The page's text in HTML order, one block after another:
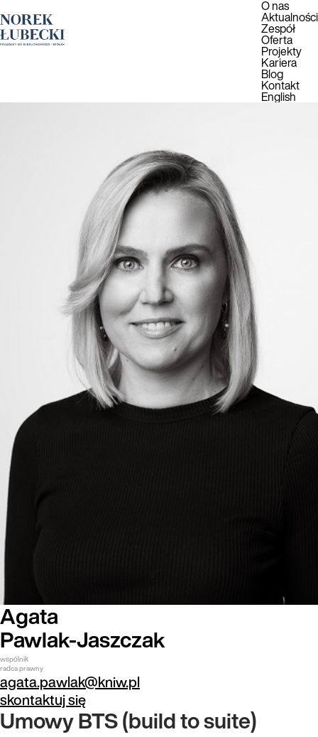
O nas
Aktualności
Zespół
Oferta
Projekty
Kariera
Blog
Kontakt
English
Agata
Pawlak-Jaszczak
wspólnik
radca prawny
agata.pawlak@kniw.pl
skontaktuj się
Umowy BTS (build to suite)